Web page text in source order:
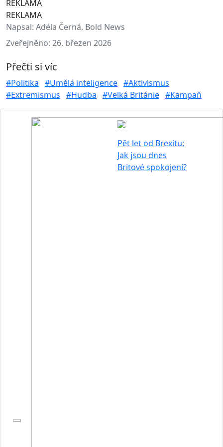
REKLAMA
REKLAMA
Napsal: Adéla Černá, Bold News
Zveřejněno: 26. březen 2026
Přečti si víc
#Politika #Umělá inteligence #Aktivismus
#Extremismus #Hudba #Velká Británie #Kampaň
Pět let od Brexitu:
Jak jsou dnes
Britové spokojení?